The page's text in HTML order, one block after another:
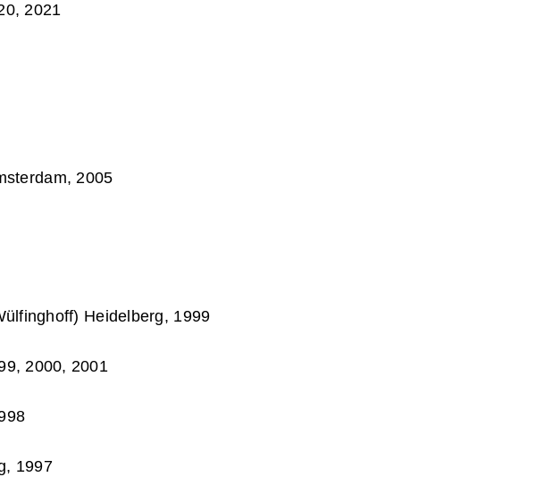
2021
2005
Heidelberg, 1999
2000, 2001
1997